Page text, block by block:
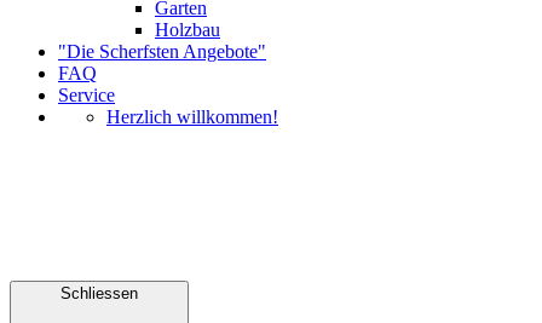
Garten
Holzbau
"Die Scherfsten Angebote"
FAQ
Service
Herzlich willkommen!
Schliessen